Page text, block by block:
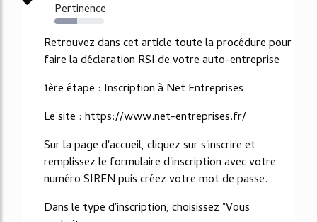
Pertinence
46%
Retrouvez dans cet article toute la procédure pour
faire la déclaration RSI de votre auto-entreprise
1ère étape : Inscription à Net Entreprises
Le site : https://www.net-entreprises.fr/
Sur la page d'accueil, cliquez sur s'inscrire et
remplissez le formulaire d'inscription avec votre
numéro SIREN puis créez votre mot de passe.
Dans le type d'inscription, choisissez "Vous